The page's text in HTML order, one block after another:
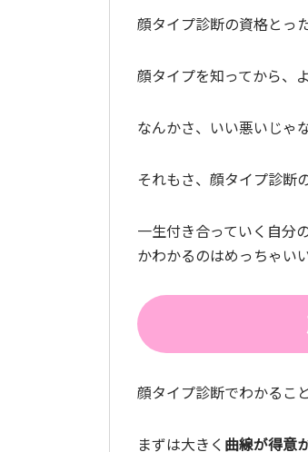
顔タイプ診断の資格とっ
顔タイプを知ってから、
なんかさ、いい悪いじゃ
それもさ、顔タイプ診断
一生付き合っていく自分
かわかるのはめっちゃい
顔タイプ診断でわかるこ
まずは大きく 曲線が得意